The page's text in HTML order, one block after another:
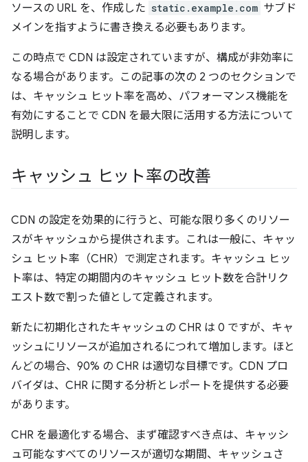
ソースの URL を、作成した static.example.com サブド
メインを指すように書き換える必要もあります。
この時点で CDN は設定されていますが、構成が非効率に
なる場合があります。この記事の次の 2 つのセクションで
は、キャッシュ ヒット率を高め、パフォーマンス機能を
有効にすることで CDN を最大限に活用する方法について
説明します。
キャッシュ ヒット率の改善
CDN の設定を効果的に行うと、可能な限り多くのリソー
スがキャッシュから提供されます。これは一般に、キャッ
シュ ヒット率（CHR）で測定されます。キャッシュ ヒッ
ト率は、特定の期間内のキャッシュ ヒット数を合計リク
エスト数で割った値として定義されます。
新たに初期化されたキャッシュの CHR は 0 ですが、キャ
ッシュにリソースが追加されるにつれて増加します。ほと
んどの場合、90% の CHR は適切な目標です。CDN プロ
バイダは、CHR に関する分析とレポートを提供する必要
があります。
CHR を最適化する場合、まず確認すべき点は、キャッシ
ュ可能なすべてのリソースが適切な期間、キャッシュさ